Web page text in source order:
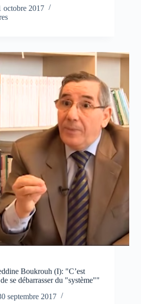
octobre 2017
Boukrouh (I): "C’est
se débarrasser du "système""
septembre 2017